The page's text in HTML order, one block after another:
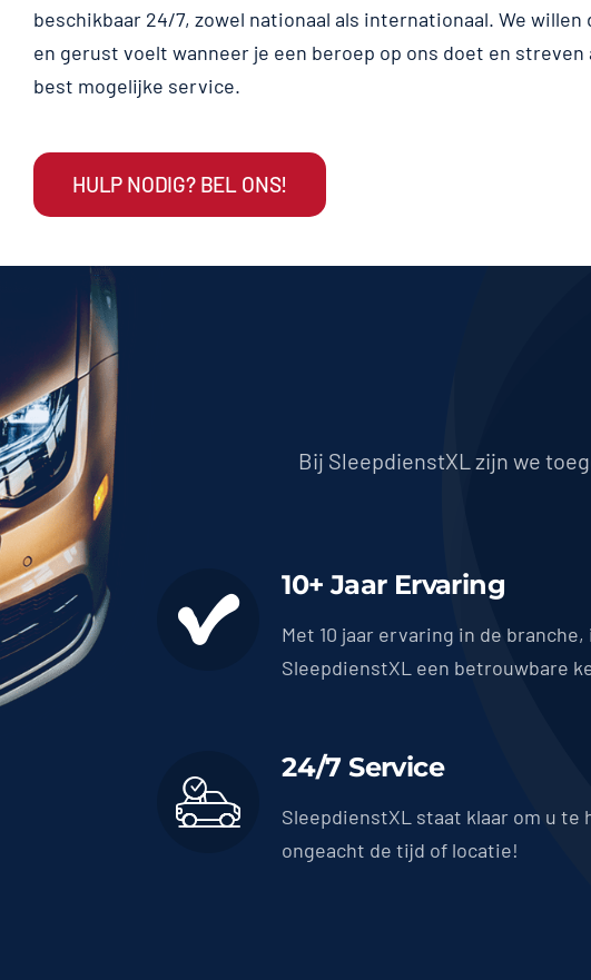
beschikbaar 24/7, zowel nationaal als internationaal. We willen
en gerust voelt wanneer je een beroep op ons doet en streven
best mogelijke service.
HULP NODIG? BEL ONS!
Bij SleepdienstXL zijn we
10+ Jaar Ervaring
Met 10 jaar ervaring in de branche,
SleepdienstXL een betrouwbare
24/7 Service
SleepdienstXL staat klaar om u te
ongeacht de tijd of locatie!